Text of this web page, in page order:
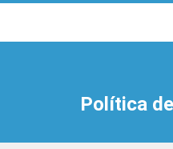
Política